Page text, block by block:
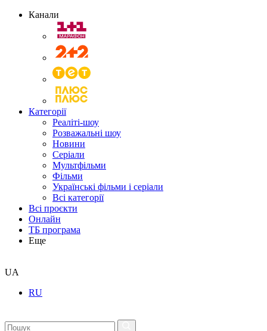
Канали
Категорії
Реаліті-шоу
Розважальні шоу
Новини
Серіали
Мультфільми
Фільми
Українські фільми і серіали
Всі категорії
Всі проєкти
Онлайн
ТБ програма
Еще
UA
RU